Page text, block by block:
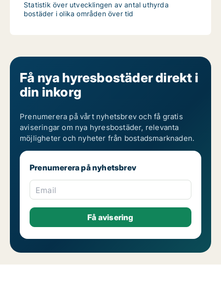
Statistik över utvecklingen av antal uthyrda
bostäder i olika områden över tid
Få nya hyresbostäder direkt i
din inkorg
Prenumerera på vårt nyhetsbrev och få gratis
aviseringar om nya hyresbostäder, relevanta
möjligheter och nyheter från bostadsmarknaden.
Prenumerera på nyhetsbrev
Email